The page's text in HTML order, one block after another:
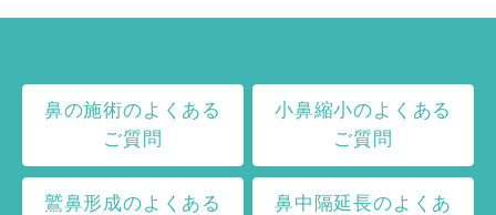
鼻の施術のよくある
ご質問
小鼻縮小のよくある
ご質問
鷲鼻形成のよくある
鼻中隔延長のよくあ